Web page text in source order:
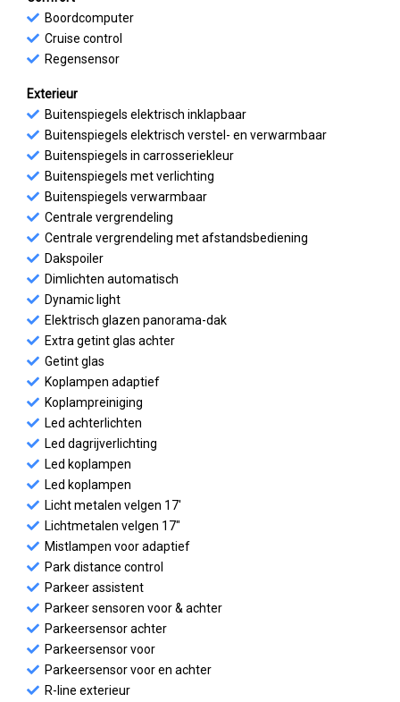
Boordcomputer
Cruise control
Regensensor
Exterieur
Buitenspiegels elektrisch inklapbaar
Buitenspiegels elektrisch verstel- en verwarmbaar
Buitenspiegels in carrosseriekleur
Buitenspiegels met verlichting
Buitenspiegels verwarmbaar
Centrale vergrendeling
Centrale vergrendeling met afstandsbediening
Dakspoiler
Dimlichten automatisch
Dynamic light
Elektrisch glazen panorama-dak
Extra getint glas achter
Getint glas
Koplampen adaptief
Koplampreiniging
Led achterlichten
Led dagrijverlichting
Led koplampen
Led koplampen
Licht metalen velgen 17'
Lichtmetalen velgen 17"
Mistlampen voor adaptief
Park distance control
Parkeer assistent
Parkeer sensoren voor & achter
Parkeersensor achter
Parkeersensor voor
Parkeersensor voor en achter
R-line exterieur